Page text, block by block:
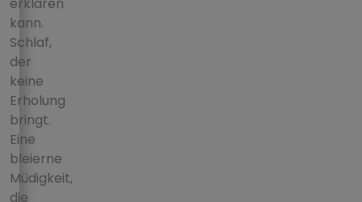
kann.
Schlaf,
der
keine
Erholung
bringt.
Eine
bleierne
Müdigkeit,
die